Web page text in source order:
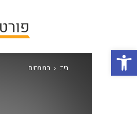
פתח סרגל נגישות
בית המומחים